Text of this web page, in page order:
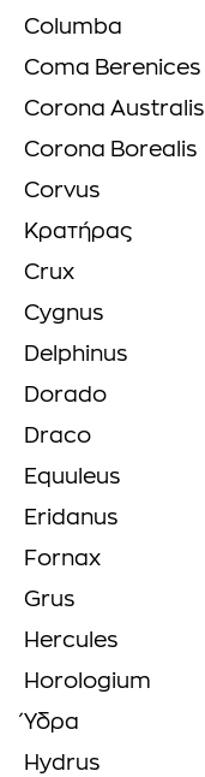
Columba
Coma Berenices
Corona Australis
Corona Borealis
Corvus
Κρατήρας
Crux
Cygnus
Delphinus
Dorado
Draco
Equuleus
Eridanus
Fornax
Grus
Hercules
Horologium
Ύδρα
Hydrus